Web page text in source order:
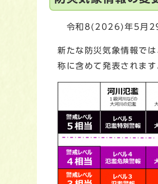
令和8(2026)年5月29
新たな防災気象情報で
称に含めて発表されます